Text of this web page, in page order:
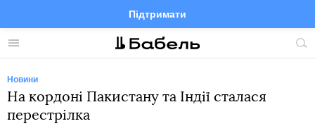
Меню
Підтримати
FacebookTelegramTwitter
Новини
На кордоні Пакистану та Індії сталася
перестрілка